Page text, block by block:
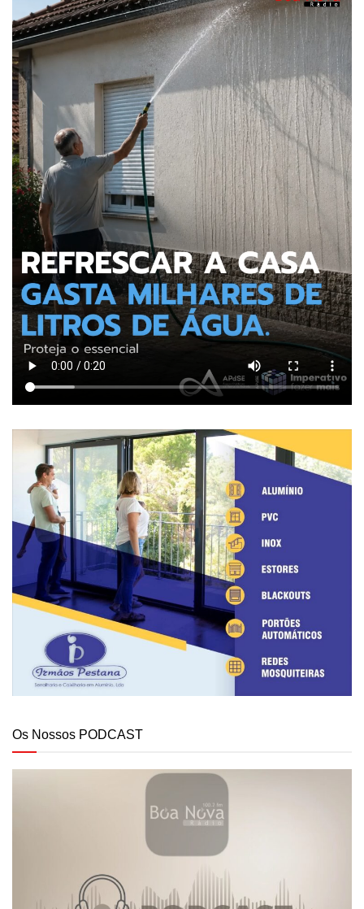
Os Nossos PODCAST